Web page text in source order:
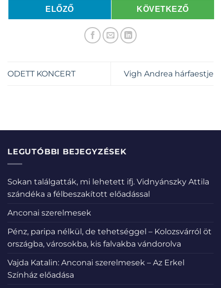
ELŐZŐ KÖVETKEZŐ
ODETT KONCERT Vigh Andrea hárfaestje
LEGUTÓBBI BEJEGYZÉSEK
Sokan találgatták, mi lehetett ifj. Vidnyánszky Attila
szándéka a félbeszakított előadással
Anconai szerelmesek
Pénz, paripa nélkül, de tehetséggel – Kolozsvárról öt
országba, városokba, kis falvakba vándorolva
Vajda Katalin: Anconai szerelmesek – Az Erkel
Színház előadása